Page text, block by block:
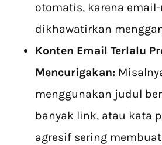
otomatis, karena
dikhawatirkan
Konten Email Terlalu
Mencurigakan:
menggunakan judul
banyak link, atau kata
agresif sering